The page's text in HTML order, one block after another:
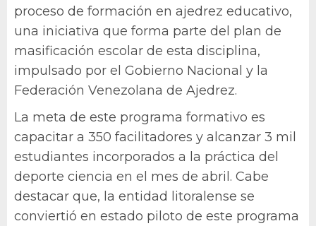
proceso de formación en ajedrez educativo,
una iniciativa que forma parte del plan de
masificación escolar de esta disciplina,
impulsado por el Gobierno Nacional y la
Federación Venezolana de Ajedrez.
La meta de este programa formativo es
capacitar a 350 facilitadores y alcanzar 3 mil
estudiantes incorporados a la práctica del
deporte ciencia en el mes de abril. Cabe
destacar que, la entidad litoralense se
conviertió en estado piloto de este programa